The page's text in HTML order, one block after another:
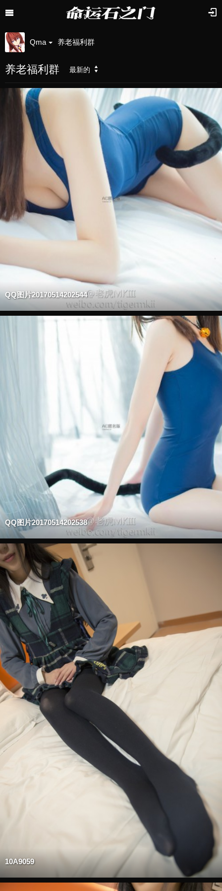
Qma 养老福利群
养老福利群 最新的
QQ图片20170514202544
QQ图片20170514202538
10A9059